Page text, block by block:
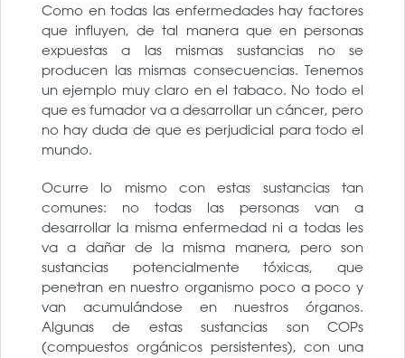
Como en todas las enfermedades hay factores
que influyen, de tal manera que en personas
expuestas a las mismas sustancias no se
producen las mismas consecuencias. Tenemos
un ejemplo muy claro en el tabaco. No todo el
que es fumador va a desarrollar un cáncer, pero
no hay duda de que es perjudicial para todo el
mundo.
Ocurre lo mismo con estas sustancias tan
comunes: no todas las personas van a
desarrollar la misma enfermedad ni a todas les
va a dañar de la misma manera, pero son
sustancias potencialmente tóxicas, que
penetran en nuestro organismo poco a poco y
van acumulándose en nuestros órganos.
Algunas de estas sustancias son COPs
(compuestos orgánicos persistentes), con una